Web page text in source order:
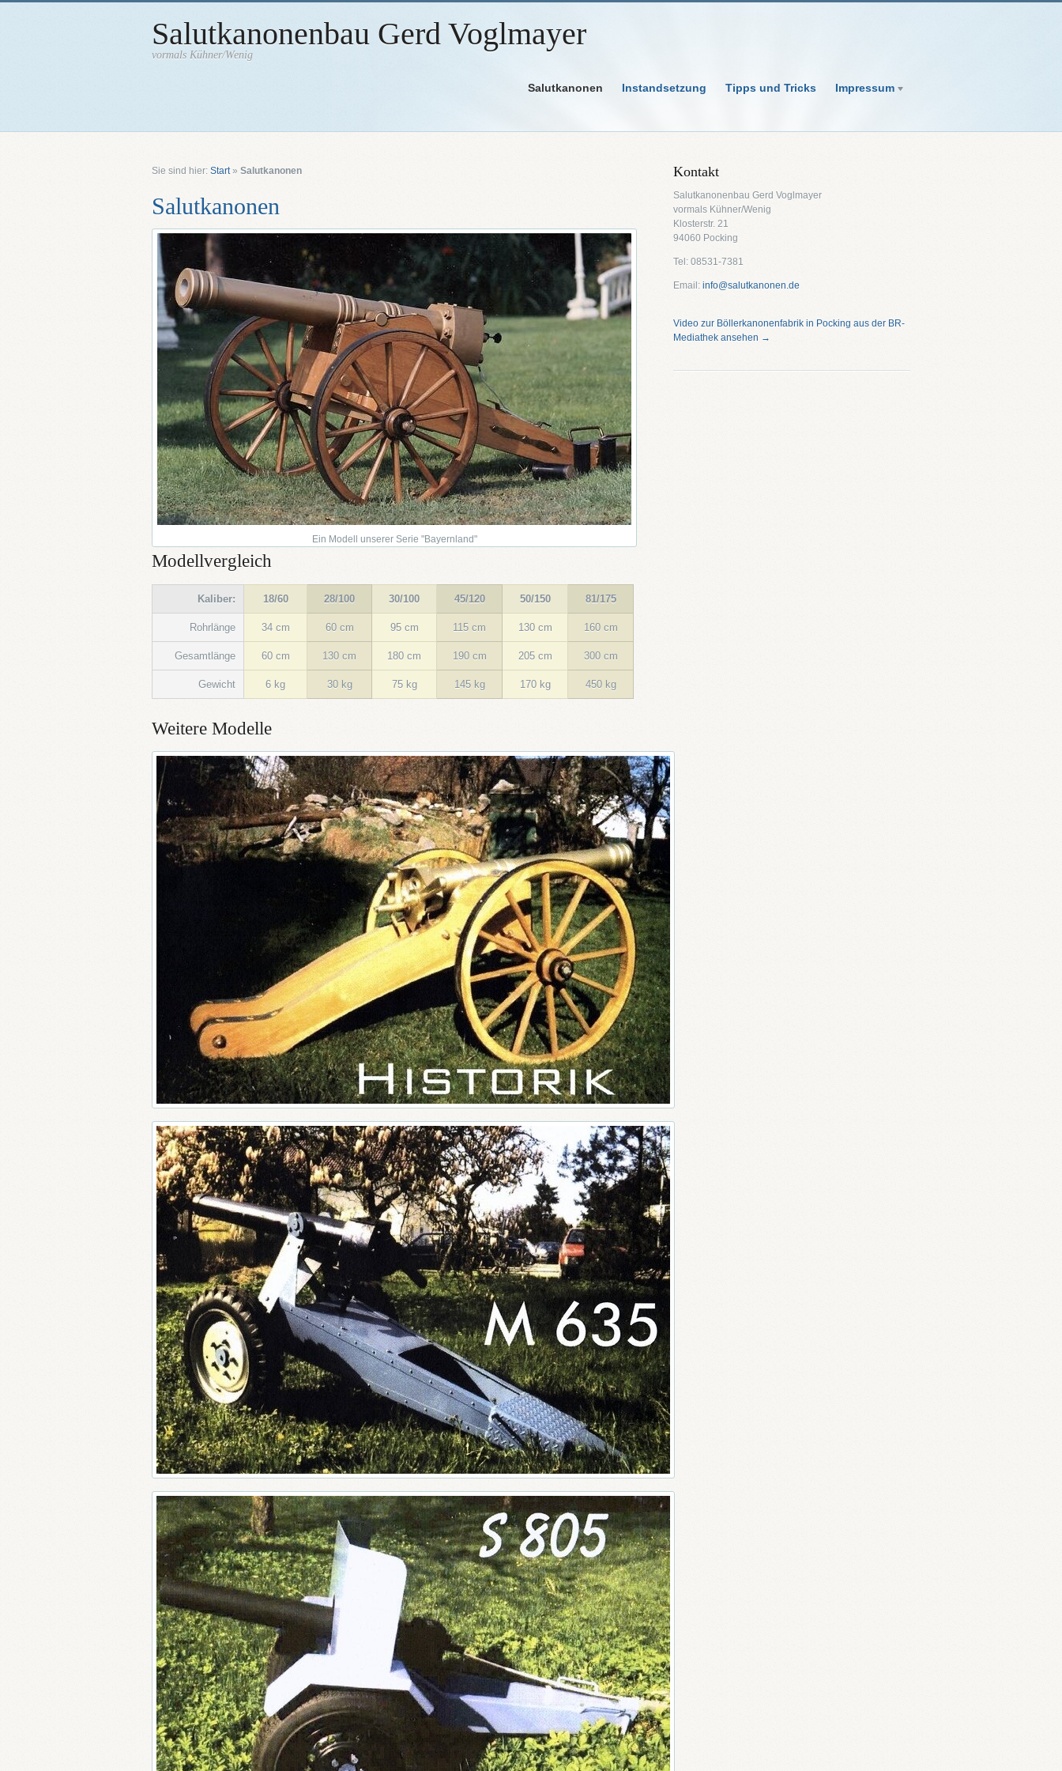
Salutkanonenbau Gerd Voglmayer
vormals Kühner/Wenig
Salutkanonen Instandsetzung Tipps und Tricks Impressum
Sie sind hier: Start» Salutkanonen
Salutkanonen
Ein Modell unserer Serie "Bayernland"
Modellvergleich
Kaliber: 18/60 28/100 30/100 45/120 50/150 81/175
Rohrlänge 34 cm 60 cm 95 cm 115 cm 130 cm 160 cm
Gesamtlänge 60 cm 130 cm 180 cm 190 cm 205 cm 300 cm
Gewicht 6 kg 30 kg 75 kg 145 kg 170 kg 450 kg
Weitere Modelle
Kontakt
Salutkanonenbau Gerd Voglmayer
vormals Kühner/Wenig
Klosterstr. 21
94060 Pocking
Tel: 08531-7381
Email: info@salutkanonen.de
Video zur Böllerkanonenfabrik in Pocking aus der BR-
Mediathek ansehen →